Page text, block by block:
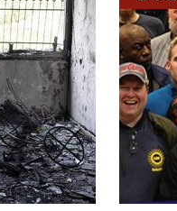
Police militaire